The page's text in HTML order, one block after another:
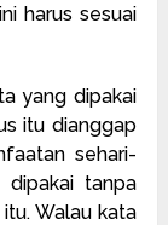
harus sesuai
yang dipakai
itu dianggap
sehari-
tanpa
Walau kata